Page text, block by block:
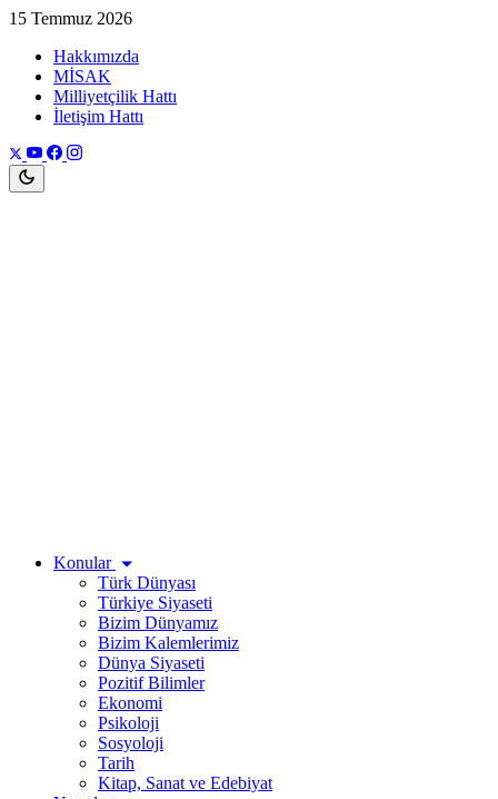
15 Temmuz 2026
Hakkımızda
MİSAK
Milliyetçilik Hattı
İletişim Hattı
Konular
Türk Dünyası
Türkiye Siyaseti
Bizim Dünyamız
Bizim Kalemlerimiz
Dünya Siyaseti
Pozitif Bilimler
Ekonomi
Psikoloji
Sosyoloji
Tarih
Kitap, Sanat ve Edebiyat